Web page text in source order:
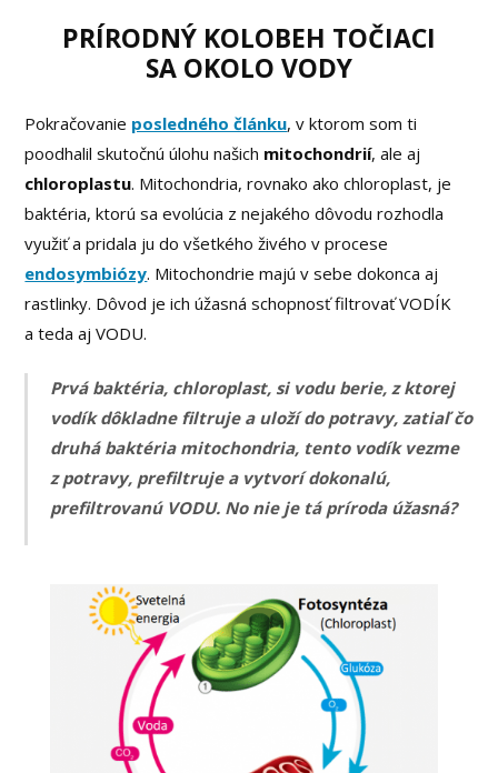
PRÍRODNÝ KOLOBEH TOČIACI
SA OKOLO VODY
Pokračovanie posledného článku, v ktorom som ti
poodhalil skutočnú úlohu našich mitochondrií, ale aj
chloroplastu. Mitochondria, rovnako ako chloroplast, je
baktéria, ktorú sa evolúcia z nejakého dôvodu rozhodla
využiť a pridala ju do všetkého živého v procese
endosymbiózy. Mitochondrie majú v sebe dokonca aj
rastlinky. Dôvod je ich úžasná schopnosť filtrovať VODÍK
a teda aj VODU.
Prvá baktéria, chloroplast, si vodu berie, z ktorej
vodík dôkladne filtruje a uloží do potravy, zatiaľ čo
druhá baktéria mitochondria, tento vodík vezme
z potravy, prefiltruje a vytvorí dokonalú,
prefiltrovanú VODU. No nie je tá príroda úžasná?